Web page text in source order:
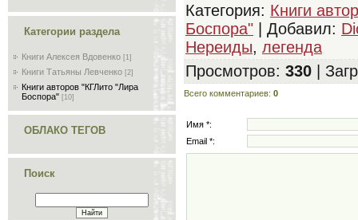
Категории раздела
Книги Алексея Вдовенко [1]
Книги Татьяны Левченко [2]
Книги авторов "КГЛито "Лира
Боспора" [10]
ОБЛАКО ТЕГОВ
Поиск
Категория: Книги
Боспора" | Добавил:
Нереиды, легенда
Просмотров: 330 |
Всего комментариев: 0
Имя *:
Email *: